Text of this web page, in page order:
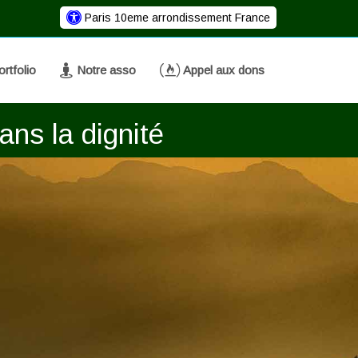
Paris 10eme arrondissement France
Notre asso Appel aux dons
la dignité